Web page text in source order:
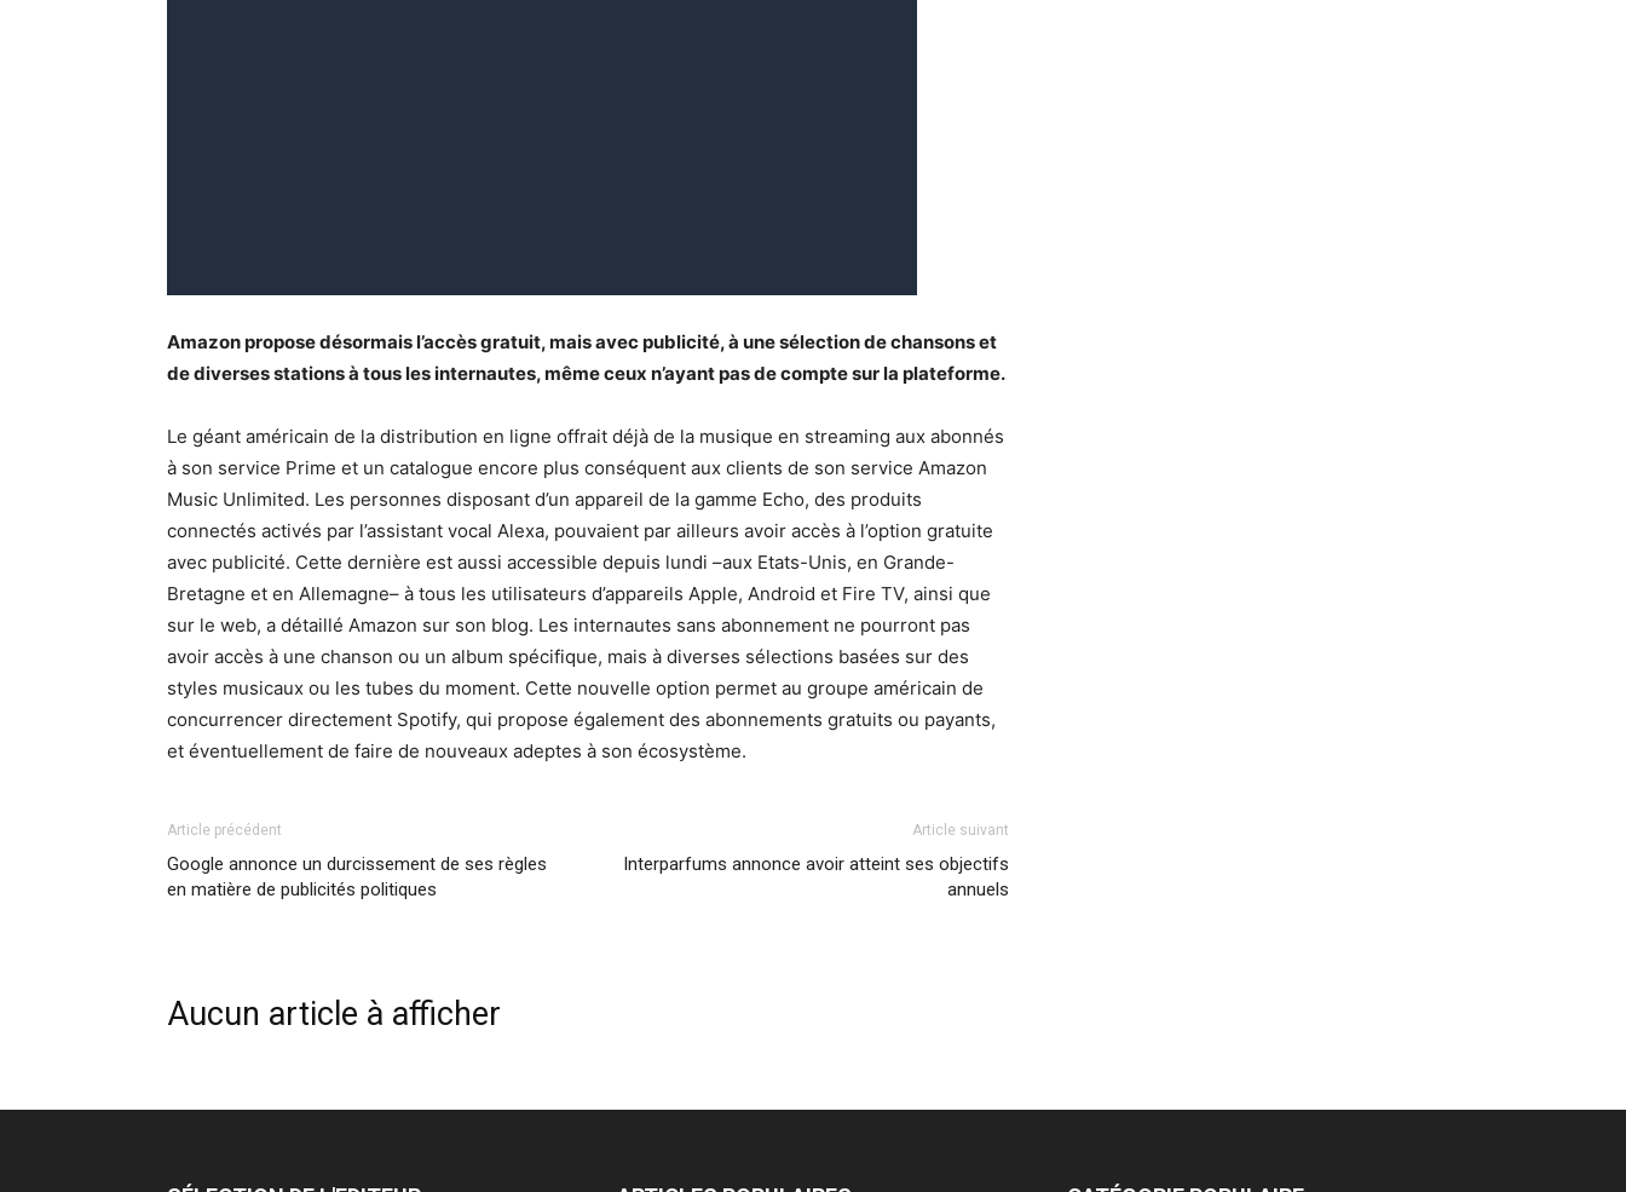
Amazon propose désormais l’accès gratuit, mais avec publicité, à une sélection de chansons et
de diverses stations à tous les internautes, même ceux n’ayant pas de compte sur la plateforme.
Le géant américain de la distribution en ligne offrait déjà de la musique en streaming aux abonnés
à son service Prime et un catalogue encore plus conséquent aux clients de son service Amazon
Music Unlimited. Les personnes disposant d’un appareil de la gamme Echo, des produits
connectés activés par l’assistant vocal Alexa, pouvaient par ailleurs avoir accès à l’option gratuite
avec publicité. Cette dernière est aussi accessible depuis lundi –aux Etats-Unis, en Grande-
Bretagne et en Allemagne– à tous les utilisateurs d’appareils Apple, Android et Fire TV, ainsi que
sur le web, a détaillé Amazon sur son blog. Les internautes sans abonnement ne pourront pas
avoir accès à une chanson ou un album spécifique, mais à diverses sélections basées sur des
styles musicaux ou les tubes du moment. Cette nouvelle option permet au groupe américain de
concurrencer directement Spotify, qui propose également des abonnements gratuits ou payants,
et éventuellement de faire de nouveaux adeptes à son écosystème.
Article précédent
Google annonce un durcissement de ses règles
en matière de publicités politiques
Article suivant
Interparfums annonce avoir atteint ses objectifs
annuels
Aucun article à afficher